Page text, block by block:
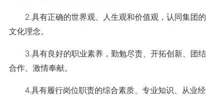
2.具有正确的世界观、人生观和价值观，认同集团的
文化理念。
3.具有良好的职业素养，勤勉尽责、开拓创新、团结
合作、激情奉献。
4.具有履行岗位职责的综合素质、专业知识、从业经